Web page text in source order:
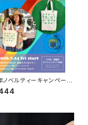
ベルティーキャンペーン
！